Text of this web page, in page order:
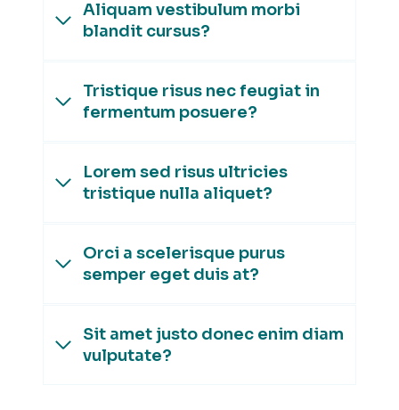
Aliquam vestibulum morbi
blandit cursus?
Tristique risus nec feugiat in
fermentum posuere?
Lorem sed risus ultricies
tristique nulla aliquet?
Orci a scelerisque purus
semper eget duis at?
Sit amet justo donec enim diam
vulputate?